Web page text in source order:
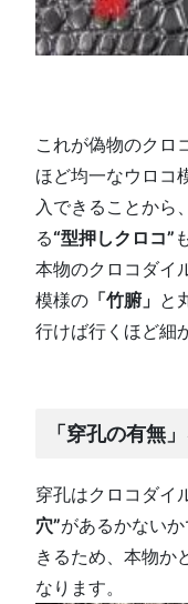
これが偽物のクロ
ほど均一なウロコ
入できることから
る“型押しクロコ”
本物のクロコダイ
模様の 「竹腑」 と
行けば行くほど細
「穿孔の有無
穿孔はクロコダイ
穴”があるかない
きるため、本物か
なります。